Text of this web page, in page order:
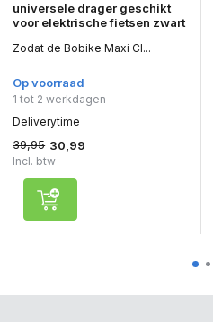
universele drager geschikt
voor elektrische fietsen zwart
Zodat de Bobike Maxi Cl...
Op voorraad
1 tot 2 werkdagen
Deliverytime
39,95 30,99
Incl. btw